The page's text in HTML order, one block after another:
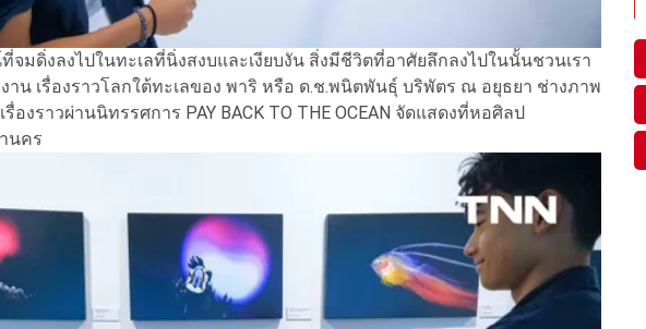
จมดิ่งลงไปในทะเลที่นิ่งสงบและเงียบงัน สิ่งมีชีวิตที่อาศัยลึกลงไปในนั้นชวนเรา
น เรื่องราวโลกใต้ทะเลของ พาริ หรือ ด.ช.พนิตพันธุ์ บริพัตร ณ อยุธยา ช่างภาพ
องราวผ่านนิทรรศการ PAY BACK TO THE OCEAN จัดแสดงที่หอศิลป
นคร